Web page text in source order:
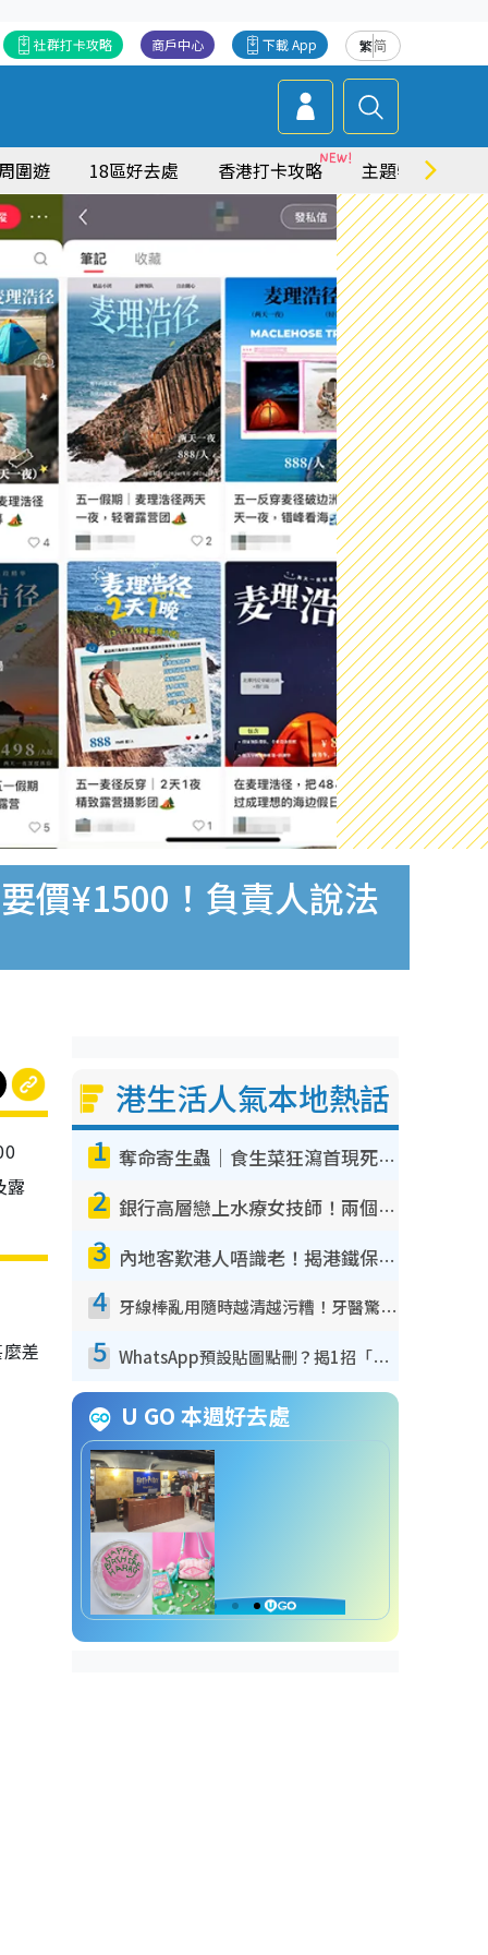
繁简
下載 App
商戶中心
社群打卡攻略
圍遊 18區好去處 香港打卡攻略 主題特集
價¥1500！負責人說法
露
差
港生活人氣本地熱話
1 奪命寄生蟲｜食生菜狂瀉首現死者！疫潮惡化錄1.8萬宗病例 揭洗菜3大謬誤
2 銀行高層戀上水療女技師！兩個月借128萬驚覺「沉船」沉落火海 揭背後疑似邪教操控賣淫
3 內地客歎港人唔識老！揭港鐵保鮮級冷氣 港人求放過：咪投訴
4 牙線棒亂用隨時越清越污糟！牙醫驚揭盲目過戶細菌恐致蛀牙：呢種先係日常真保養
5 WhatsApp預設貼圖點刪？揭1招「反向操作」還原簡潔介面 附3步實測教學
U GO 本週好去處